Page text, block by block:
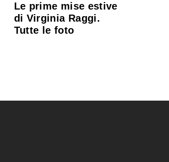
Le prime mise estive
di Virginia Raggi.
Tutte le foto